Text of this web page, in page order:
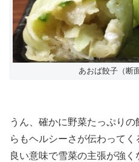
あおば餃子（断
うん、確かに野菜たっぷり
らもヘルシーさが伝わってく
良い意味で雪菜の主張が強